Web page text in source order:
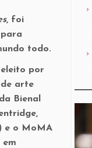
, foi
todo.
por
de arte
Bienal
e o MoMA